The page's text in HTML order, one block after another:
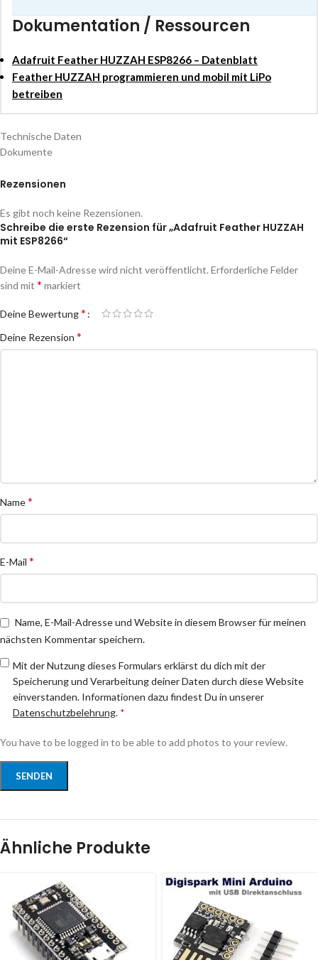
Dokumentation / Ressourcen
Adafruit Feather HUZZAH ESP8266 – Datenblatt
Feather HUZZAH programmieren und mobil mit LiPo
betreiben
Technische Daten
Dokumente
Rezensionen
Es gibt noch keine Rezensionen.
Schreibe die erste Rezension für „Adafruit Feather HUZZAH
mit ESP8266“
Deine E-Mail-Adresse wird nicht veröffentlicht. Erforderliche Felder
sind mit * markiert
Deine Bewertung*
Deine Rezension *
Name*
E-Mail *
Name, E-Mail-Adresse und Website in diesem Browser für meinen
nächsten Kommentar speichern.
Mit der Nutzung dieses Formulars erklärst du dich mit der
Speicherung und Verarbeitung deiner Daten durch diese Website
einverstanden. Informationen dazu findest Du in unserer
Datenschutzbelehrung. *
You have to be logged in to be able to add photos to your review.
Ähnliche Produkte